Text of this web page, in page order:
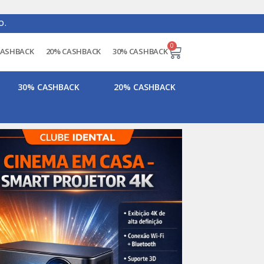
20% CASHBACK 30% CASHBACK
0
30% CASHBACK 20% CASHBACK